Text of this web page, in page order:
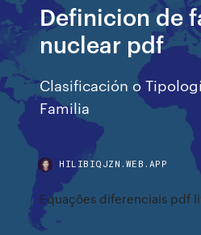
Definicion de
nuclear pdf
Clasificación o
Familia
HILIBIQJZN.WEB.APP
Equações diferenciais pdf